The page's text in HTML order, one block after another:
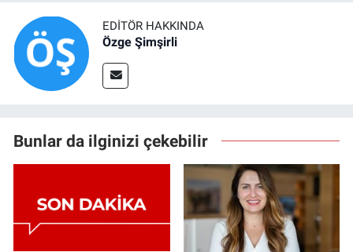
EDITÖR HAKKINDA
Özge Şimşirli
Bunlar da ilginizi çekebilir